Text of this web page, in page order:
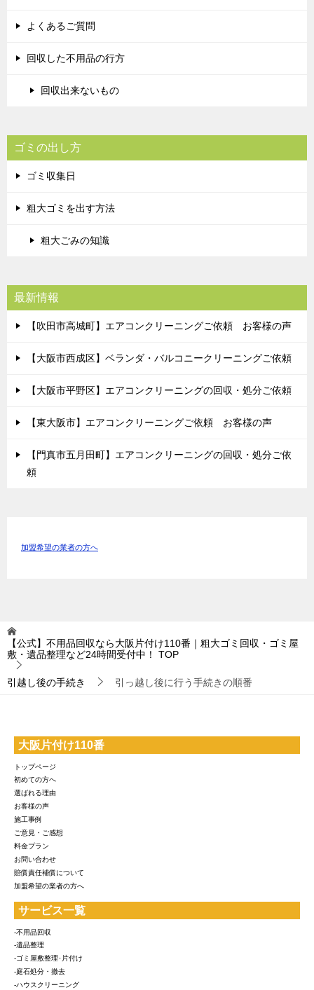
よくあるご質問
回収した不用品の行方
回収出来ないもの
ゴミの出し方
ゴミ収集日
粗大ゴミを出す方法
粗大ごみの知識
最新情報
【吹田市高城町】エアコンクリーニングご依頼 お客様の声
【大阪市西成区】ベランダ・バルコニークリーニングご依頼
【大阪市平野区】エアコンクリーニングの回収・処分ご依頼
【東大阪市】エアコンクリーニングご依頼 お客様の声
【門真市五月田町】エアコンクリーニングの回収・処分ご依
頼
加盟希望の業者の方へ
【公式】不用品回収なら大阪片付け110番｜粗大ゴミ回収・ゴミ屋
敷・遺品整理など24時間受付中！
TOP
引越し後の手続き 引っ越し後に行う手続きの順番
大阪片付け110番
トップページ
初めての方へ
選ばれる理由
お客様の声
施工事例
ご意見・ご感想
料金プラン
お問い合わせ
賠償責任補償について
加盟希望の業者の方へ
サービス一覧
-不用品回収
-遺品整理
-ゴミ屋敷整理･片付け
-庭石処分・撤去
-ハウスクリーニング